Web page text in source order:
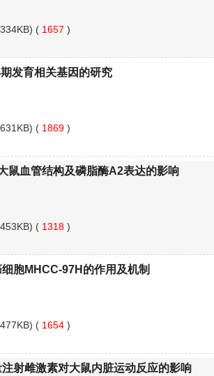
( 1657 )
发育相关基因的研究
( 1869 )
鼠血管结构及磷脂酶A2表达的影响
( 1318 )
胞MHCC-97H的作用及机制
( 1654 )
射雌激素对大鼠内脏运动反应的影响